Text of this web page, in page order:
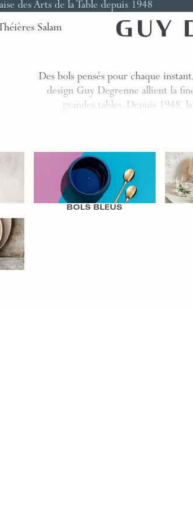
des Arts de la Table depuis 1948
Théières Salam
Des bols pensés pour chaque
design Guy Degrenne allient la
grandes tables. Depuis 1948,
BOLS BLEUS
Bols en